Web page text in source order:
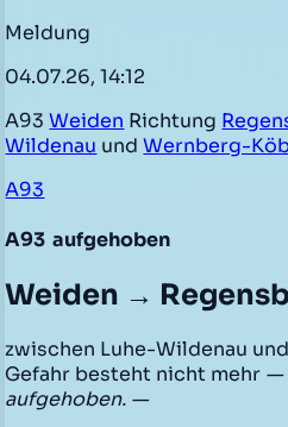
Meldung
04.07.26, 14:12
A93Weiden Richtung
Wildenau undWernberg-
A93
A93 aufgehoben
Weiden →
zwischen Luhe-Wildenau
Gefahr besteht nicht mehr —
aufgehoben. —